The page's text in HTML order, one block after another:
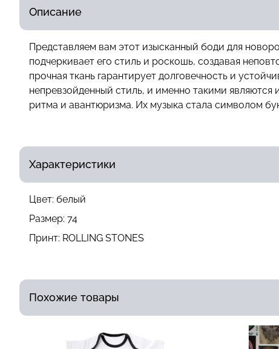
Описание
Представляем вам этот изысканный боди для
подчеркивает его стиль и роскошь, создавая
прочная ткань гарантирует долговечность и
непревзойденный стиль, и именно такими
ритма и авантюризма. Их музыка стала символом
Характеристики
Цвет: белый
Размер: 74
Принт: ROLLING STONES
Похожие товары